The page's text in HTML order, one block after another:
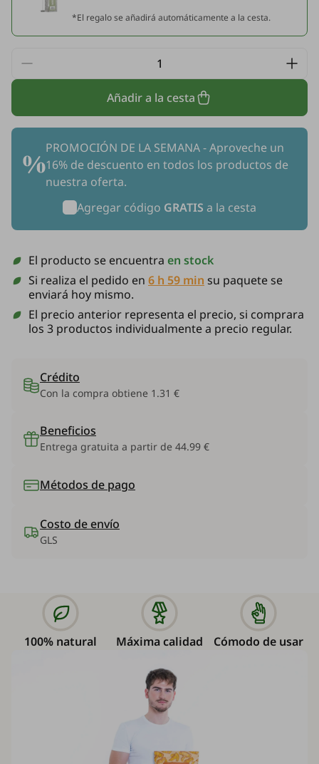
*El regalo se añadirá automáticamente a la cesta.
Añadir a la cesta
PROMOCIÓN DE LA SEMANA - Aproveche un
16% de descuento en todos los productos de
nuestra oferta.
Agregar código GRATIS a la cesta
El producto se encuentra en stock
Si realiza el pedido en 6 h 59 min su paquete se
enviará hoy mismo.
El precio anterior representa el precio, si comprara
los 3 productos individualmente a precio regular.
Crédito
Con la compra obtiene 1.31 €
Beneficios
Entrega gratuita a partir de 44.99 €
Métodos de pago
Costo de envío
GLS
100% natural Máxima calidad Cómodo de usar